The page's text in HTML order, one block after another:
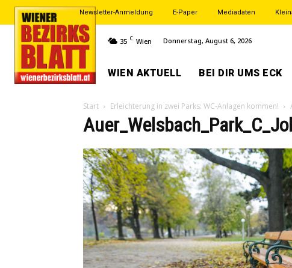
Newsletter-Anmeldung E-Paper Mediadaten
35 C Wien Donnerstag, August 6, 2026
WIEN AKTUELL BEI DIR UMS ECK
Start Erleichterung in zwei Parks: WC-Anlagen kommen!